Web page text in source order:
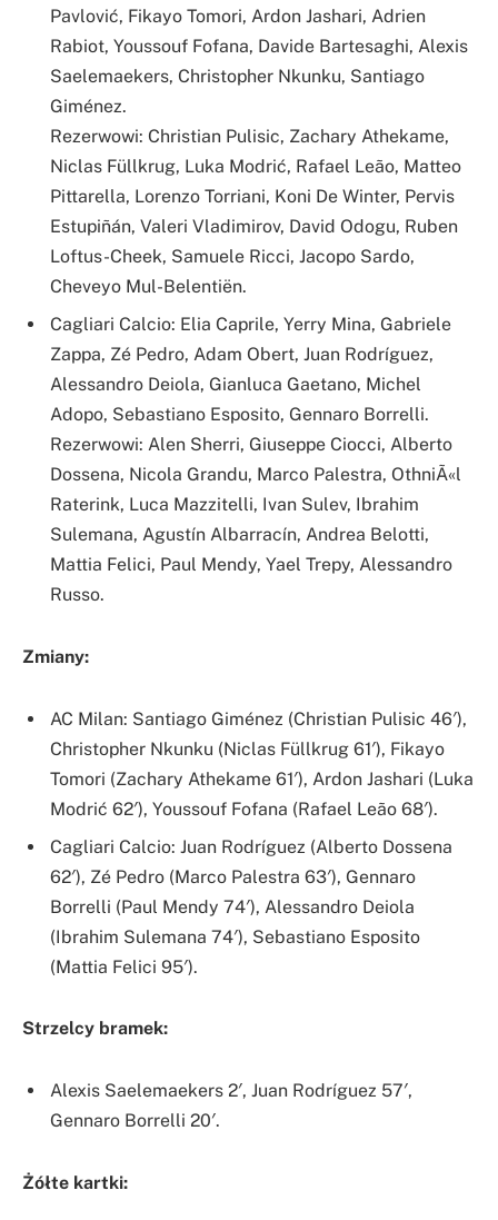
Pavlović, Fikayo Tomori, Ardon Jashari, Adrien
Rabiot, Youssouf Fofana, Davide Bartesaghi, Alexis
Saelemaekers, Christopher Nkunku, Santiago
Giménez.
Rezerwowi: Christian Pulisic, Zachary Athekame,
Niclas Füllkrug, Luka Modrić, Rafael Leão, Matteo
Pittarella, Lorenzo Torriani, Koni De Winter, Pervis
Estupiñán, Valeri Vladimirov, David Odogu, Ruben
Loftus-Cheek, Samuele Ricci, Jacopo Sardo,
Cheveyo Mul-Belentiën.
Cagliari Calcio: Elia Caprile, Yerry Mina, Gabriele
Zappa, Zé Pedro, Adam Obert, Juan Rodríguez,
Alessandro Deiola, Gianluca Gaetano, Michel
Adopo, Sebastiano Esposito, Gennaro Borrelli.
Rezerwowi: Alen Sherri, Giuseppe Ciocci, Alberto
Dossena, Nicola Grandu, Marco Palestra, OthniÃ«l
Raterink, Luca Mazzitelli, Ivan Sulev, Ibrahim
Sulemana, Agustín Albarracín, Andrea Belotti,
Mattia Felici, Paul Mendy, Yael Trepy, Alessandro
Russo.
Zmiany:
AC Milan: Santiago Giménez (Christian Pulisic 46′),
Christopher Nkunku (Niclas Füllkrug 61′), Fikayo
Tomori (Zachary Athekame 61′), Ardon Jashari (Luka
Modrić 62′), Youssouf Fofana (Rafael Leão 68′).
Cagliari Calcio: Juan Rodríguez (Alberto Dossena
62′), Zé Pedro (Marco Palestra 63′), Gennaro
Borrelli (Paul Mendy 74′), Alessandro Deiola
(Ibrahim Sulemana 74′), Sebastiano Esposito
(Mattia Felici 95′).
Strzelcy bramek:
Alexis Saelemaekers 2′, Juan Rodríguez 57′,
Gennaro Borrelli 20′.
Żółte kartki: